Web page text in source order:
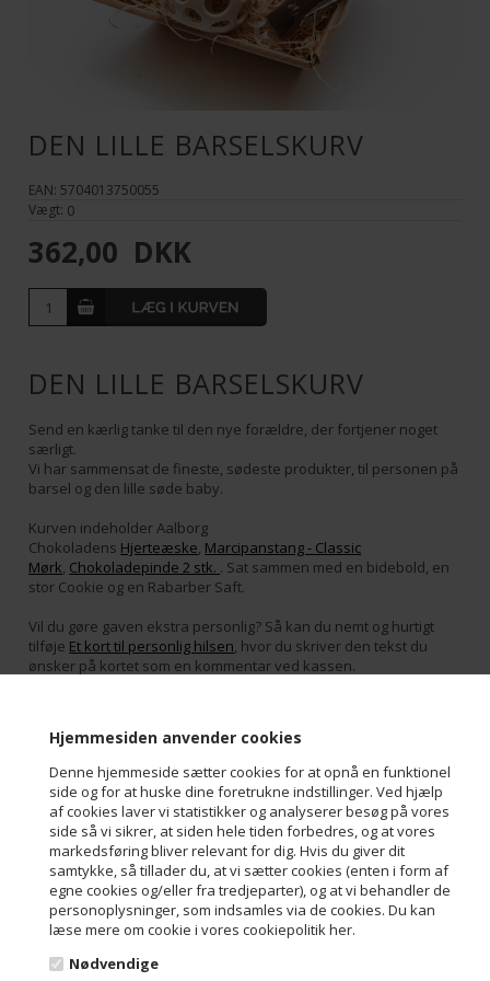
Hjemmesiden anvender cookies
Denne hjemmeside sætter cookies for at opnå en funktionel
side og for at huske dine foretrukne indstillinger. Ved hjælp
af cookies laver vi statistikker og analyserer besøg på vores
side så vi sikrer, at siden hele tiden forbedres, og at vores
markedsføring bliver relevant for dig. Hvis du giver dit
samtykke, så tillader du, at vi sætter cookies (enten i form af
egne cookies og/eller fra tredjeparter), og at vi behandler de
personoplysninger, som indsamles via de cookies. Du kan
læse mere om cookie i vores cookiepolitik her.
Nødvendige
DEN LILLE BARSELSKURV
EAN: 5704013750055
Vægt: 0
362,00 DKK
DEN LILLE BARSELSKURV
Send en kærlig tanke til den nye forældre, der fortjener noget
særligt.
Vi har sammensat de fineste, sødeste produkter, til personen på
barsel og den lille søde baby.
Kurven indeholder Aalborg
Chokoladens Hjerteæske, Marcipanstang - Classic
Mørk, Chokoladepinde 2 stk. . Sat sammen med en bidebold, en
stor Cookie og en Rabarber Saft.
Vil du gøre gaven ekstra personlig? Så kan du nemt og hurtigt
tilføje Et kort til personlig hilsen, hvor du skriver den tekst du
ønsker på kortet som en kommentar ved kassen.
Kontakt
Aalborg Chokoladen ApS
Troensevej 4M
9220 Aalborg Øst
Danmark
Tel: +45 98 13 10 70
Mail: info@aalborgchokoladen.dk